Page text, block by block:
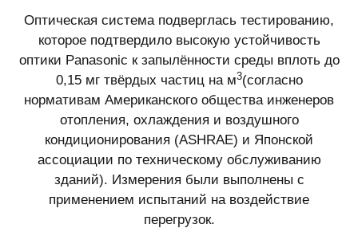
Оптическая система подверглась тестированию,
которое подтвердило высокую устойчивость
оптики Panasonic к запылённости среды вплоть до
0,15 мг твёрдых частиц на м3(согласно
нормативам Американского общества инженеров
отопления, охлаждения и воздушного
кондиционирования (ASHRAE) и Японской
ассоциации по техническому обслуживанию
зданий). Измерения были выполнены с
применением испытаний на воздействие
перегрузок.